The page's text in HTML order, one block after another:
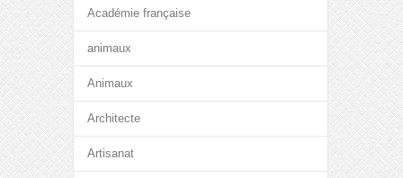
Académie française
animaux
Animaux
Architecte
Artisanat